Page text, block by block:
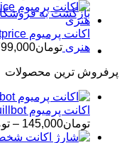
بازگشت به
هنری تومان
پرفروش ترین محصولات
اکانت پرمیوم Quillbot - پارافریز و ویرایش متون انگلیسی
تومان145,000
–